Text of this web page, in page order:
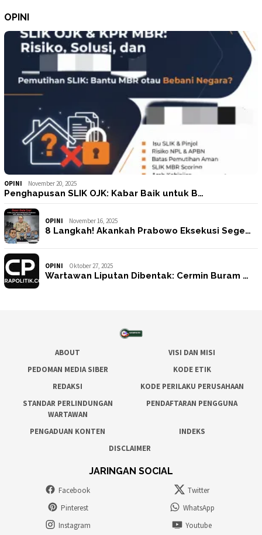
OPINI
OPINI November 20, 2025
Penghapusan SLIK OJK: Kabar Baik untuk B…
OPINI November 16, 2025
8 Langkah! Akankah Prabowo Eksekusi Sege…
OPINI Oktober 27, 2025
Wartawan Liputan Dibentak: Cermin Buram …
ABOUT
VISI DAN MISI
PEDOMAN MEDIA SIBER
KODE ETIK
REDAKSI
KODE PERILAKU PERUSAHAAN
STANDAR PERLINDUNGAN
WARTAWAN
PENDAFTARAN PENGGUNA
PENGADUAN KONTEN
INDEKS
DISCLAIMER
JARINGAN SOCIAL
Facebook
Twitter
Pinterest
WhatsApp
Instagram
Youtube